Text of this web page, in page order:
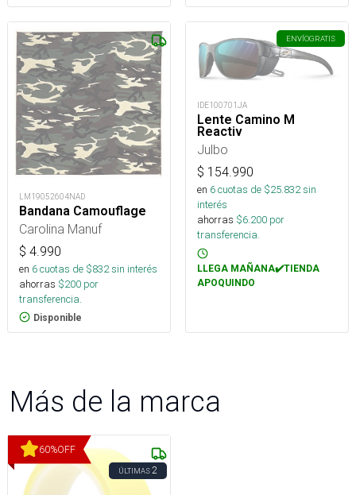
LM19052604NAD
Bandana Camouflage
Carolina Manuf
$ 4.990
en 6cuotas de $832sin interés
ahorras $200 por
transferencia.
Disponible
ENVÍOGRATIS
IDE100701JA
Lente Camino M
Reactiv
Julbo
$ 154.990
en 6cuotas de $25.832sin
interés
ahorras $6.200 por
transferencia.
LLEGA MAÑANA✔️TIENDA
APOQUINDO
Más de la marca
60%OFF
ÚLTIMAS2